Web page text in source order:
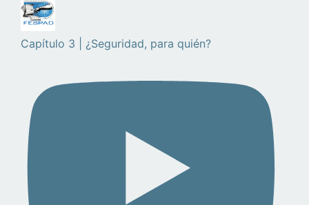
Capítulo 3 | ¿Seguridad, para quién?